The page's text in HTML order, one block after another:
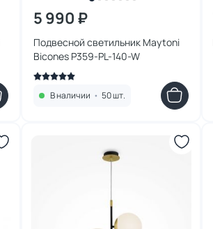
5 990 ₽
Подвесной светильник Maytoni
Bicones P359-PL-140-W
В наличии • 50 шт.